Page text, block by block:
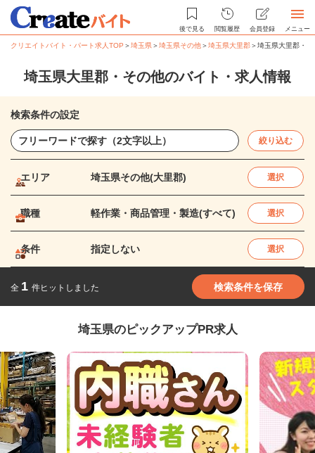
後で見る 閲覧履歴 会員登録 メニュー
クリエイトバイト・パート求人TOP ＞埼玉県＞埼玉県その他＞埼玉県大里郡＞埼玉県大里郡・
埼玉県大里郡・その他のバイト・求人情報
検索条件の設定
絞り込む
エリア 埼玉県その他(大里郡) 選択
職種 軽作業・商品管理・製造(すべて) 選択
条件 指定しない 選択
全 1 件ヒットしました 検索条件を保存
埼玉県のピックアップPR求人